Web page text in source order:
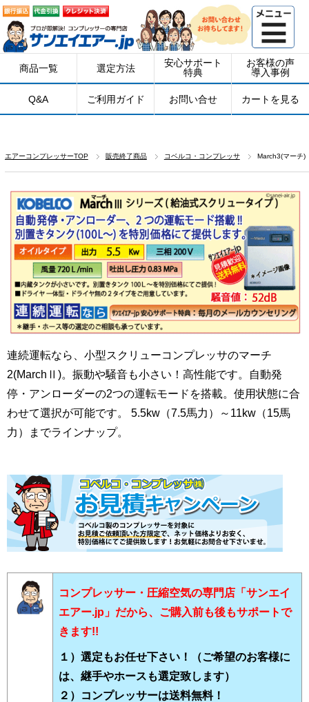
商品一覧 選定方法
安心サポート
特典
お客様の声
導入事例
Q&A ご利用ガイド お問い合せ カートを見る
エアーコンプレッサーTOP 販売終了商品 コベルコ・コンプレッサ March3(マーチ)
連続運転なら、小型スクリューコンプレッサのマーチ
2(MarchⅡ)。振動や騒音も小さい！高性能です。自動発
停・アンローダーの2つの運転モードを搭載。使用状態に合
わせて選択が可能です。 5.5kw（7.5馬力）～11kw（15馬
力）までラインナップ。
コンプレッサー・圧縮空気の専門店「サンエイ
エアー.jp」だから、ご購入前も後もサポートで
きます!!
１）選定もお任せ下さい！（ご希望のお客様に
は、継手やホースも選定致します）
２）コンプレッサーは送料無料！